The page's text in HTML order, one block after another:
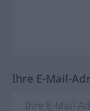
Ihre E-Mail-